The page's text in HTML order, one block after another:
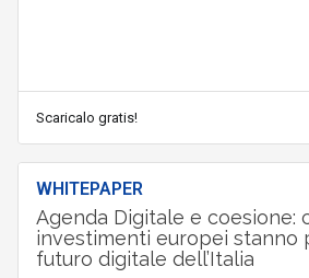
Scaricalo gratis!
WHITEPAPER
Agenda Digitale e coesione:
investimenti europei stanno
futuro digitale dell’Italia